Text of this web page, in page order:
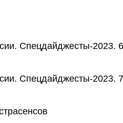
Спецдайджесты-2023.
Спецдайджесты-2023.